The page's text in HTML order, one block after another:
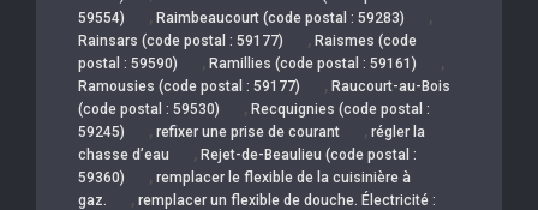
59554)
, Raimbeaucourt (code postal : 59283) ,
Rainsars (code postal : 59177) , Raismes (code
postal : 59590)
, Ramillies (code postal : 59161) ,
Ramousies (code postal : 59177) , Raucourt-au-Bois
(code postal : 59530)
, Recquignies (code postal :
59245)
, refixer une prise de courant , régler la
chasse d’eau
, Rejet-de-Beaulieu (code postal :
59360)
, remplacer le flexible de la cuisinière à
gaz.
, remplacer un flexible de douche. Électricité :